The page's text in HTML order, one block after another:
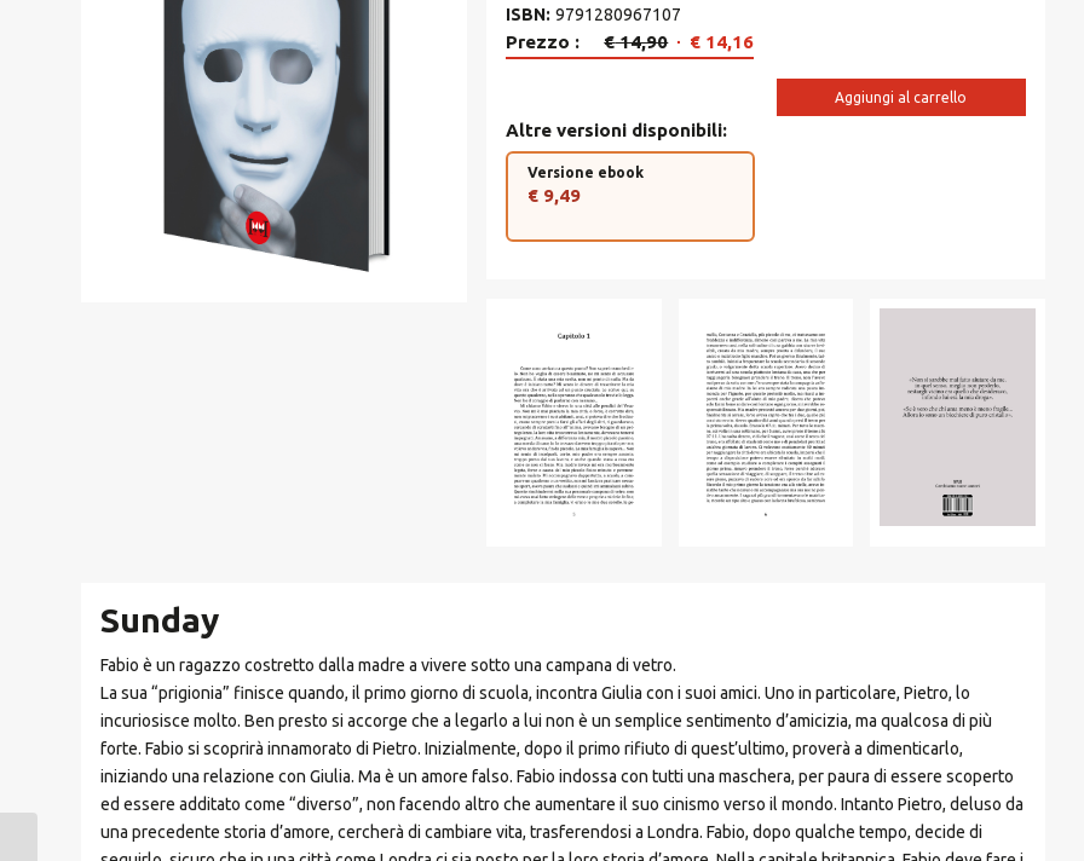
ISBN 9791280967107
Prezzo €14,90 Il
era:
€ 14,90.
€ 14,16Il
€ 14,16.
Aggiungi al carrello
Altre versioni disponibili
Versione ebook
€ 9,49
Sunday
Fabio è un ragazzo costretto dalla madre a vivere sotto una campana di vetro.
La sua “prigionia” finisce quando, il primo giorno di scuola, incontra Giulia con i suoi amici. Uno in particolare, Pietro, lo
incuriosisce molto. Ben presto si accorge che a legarlo a lui non è un semplice sentimento d’amicizia, ma qualcosa di più
forte. Fabio si scoprirà innamorato di Pietro. Inizialmente, dopo il primo rifiuto di quest’ultimo, proverà a dimenticarlo,
iniziando una relazione con Giulia. Ma è un amore falso. Fabio indossa con tutti una maschera, per paura di essere scoperto
ed essere additato come “diverso”, non facendo altro che aumentare il suo cinismo verso il mondo. Intanto Pietro, deluso da
una precedente storia d’amore, cercherà di cambiare vita, trasferendosi a Londra. Fabio, dopo qualche tempo, decide di